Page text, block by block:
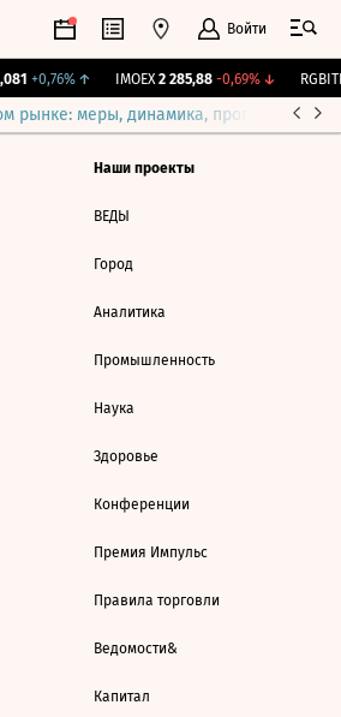
Войти
+0,76%↑ IMOEX 2 285,88 -0,69%↓ RGBITR
рынке: меры, динамика, прогнозы
Наши проекты
ВЕДЫ
Город
Аналитика
Промышленность
Наука
Здоровье
Конференции
Премия Импульс
Правила торговли
Ведомости&
Капитал